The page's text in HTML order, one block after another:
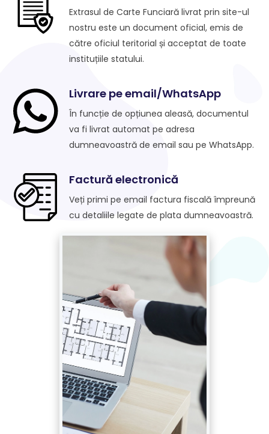
Extrasul de Carte Funciară livrat prin site-ul
nostru este un document oficial, emis de
către oficiul teritorial și acceptat de toate
instituțiile statului.
Livrare pe email/WhatsApp
În funcție de opțiunea aleasă, documentul
va fi livrat automat pe adresa
dumneavoastră de email sau pe WhatsApp.
Factură electronică
Veți primi pe email factura fiscală împreună
cu detaliile legate de plata dumneavoastră.